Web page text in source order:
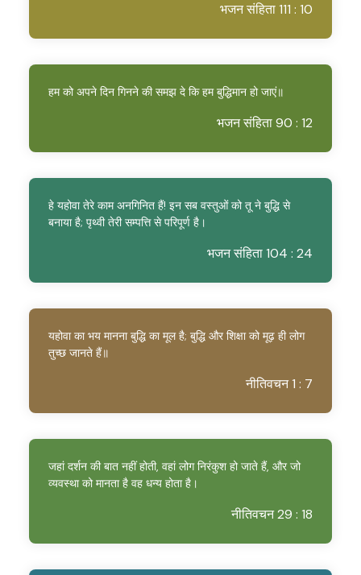
भजन संहिता 111 : 10
हम को अपने दिन गिनने की समझ दे कि हम बुद्धिमान हो जाएं॥
भजन संहिता 90 : 12
हे यहोवा तेरे काम अनगिनित हैं! इन सब वस्तुओं को तू ने बुद्धि से
बनाया है; पृथ्वी तेरी सम्पत्ति से परिपूर्ण है।
भजन संहिता 104 : 24
यहोवा का भय मानना बुद्धि का मूल है; बुद्धि और शिक्षा को मूढ़ ही लोग
तुच्छ जानते हैं॥
नीतिवचन 1 : 7
जहां दर्शन की बात नहीं होती, वहां लोग निरंकुश हो जाते हैं, और जो
व्यवस्था को मानता है वह धन्य होता है।
नीतिवचन 29 : 18